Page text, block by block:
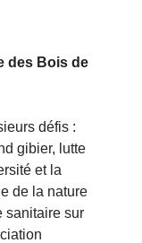
des Bois de
défis :
gibier, lutte
et la
de la nature
sanitaire sur